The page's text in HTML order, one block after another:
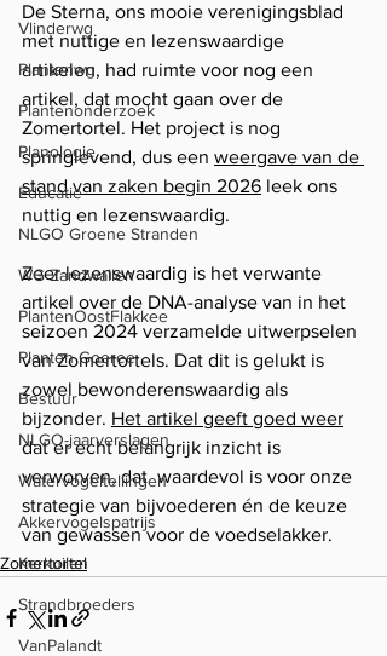
Vlinderwg
Plantenwg
Plantenonderzoek
Planologie
Educatie
NLGO Groene Stranden
WG Zandwallen
PlantenOostFlakkee
Planten Goeree
Bestuur
NLGO-jaarverslagen
Watervogeltellingen
Akkervogelspatrijs
Kerkuilen
Strandbroeders
VanPalandt
De Sterna, ons mooie verenigingsblad
met nuttige en lezenswaardige
artikelen, had ruimte voor nog een
artikel, dat mocht gaan over de
Zomertortel. Het project is nog
springlevend, dus een weergave van de
stand van zaken begin 2026 leek ons
nuttig en lezenswaardig.
Zeer lezenswaardig is het verwante
artikel over de DNA-analyse van in het
seizoen 2024 verzamelde uitwerpselen
van Zomertortels. Dat dit is gelukt is
zowel bewonderenswaardig als
bijzonder. Het artikel geeft goed weer
dat er echt belangrijk inzicht is
verworven, dat  waardevol is voor onze
strategie van bijvoederen én de keuze
van gewassen voor de voedselakker.
Zomertortel